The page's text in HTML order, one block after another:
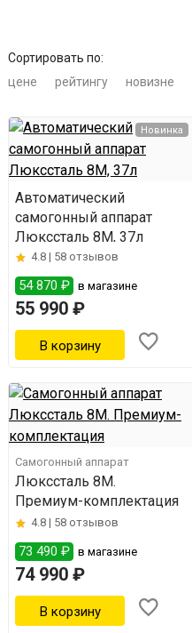
Сортировать по:
цене
рейтингу новизне
Новинка
Автоматический
самогонный аппарат
Люкссталь 8М, 37л
4.8 | 58 отзывов
54 870 ₽ в магазине
55 990 ₽
Самогонный аппарат
Люкссталь 8M.
Премиум-комплектация
4.8 | 58 отзывов
73 490 ₽ в магазине
74 990 ₽